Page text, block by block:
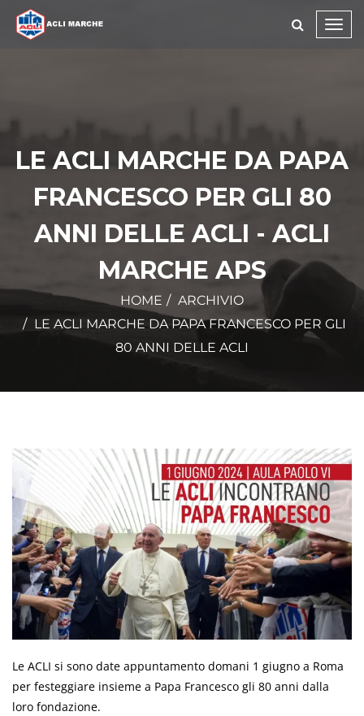
LE ACLI MARCHE DA PAPA
FRANCESCO PER GLI 80
ANNI DELLE ACLI - ACLI
MARCHE APS
HOME
ARCHIVIO
LE ACLI MARCHE DA PAPA FRANCESCO PER GLI
80 ANNI DELLE ACLI
Le ACLI si sono date appuntamento domani 1 giugno a Roma
per festeggiare insieme a Papa Francesco gli 80 anni dalla
loro fondazione.